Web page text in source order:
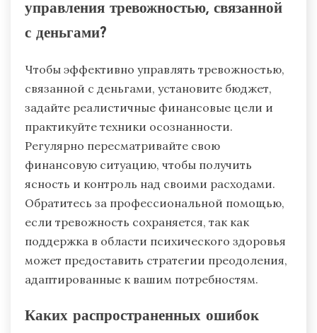
управления тревожностью, связанной
с деньгами?
Чтобы эффективно управлять тревожностью,
связанной с деньгами, установите бюджет,
задайте реалистичные финансовые цели и
практикуйте техники осознанности.
Регулярно пересматривайте свою
финансовую ситуацию, чтобы получить
ясность и контроль над своими расходами.
Обратитесь за профессиональной помощью,
если тревожность сохраняется, так как
поддержка в области психического здоровья
может предоставить стратегии преодоления,
адаптированные к вашим потребностям.
Каких распространенных ошибок